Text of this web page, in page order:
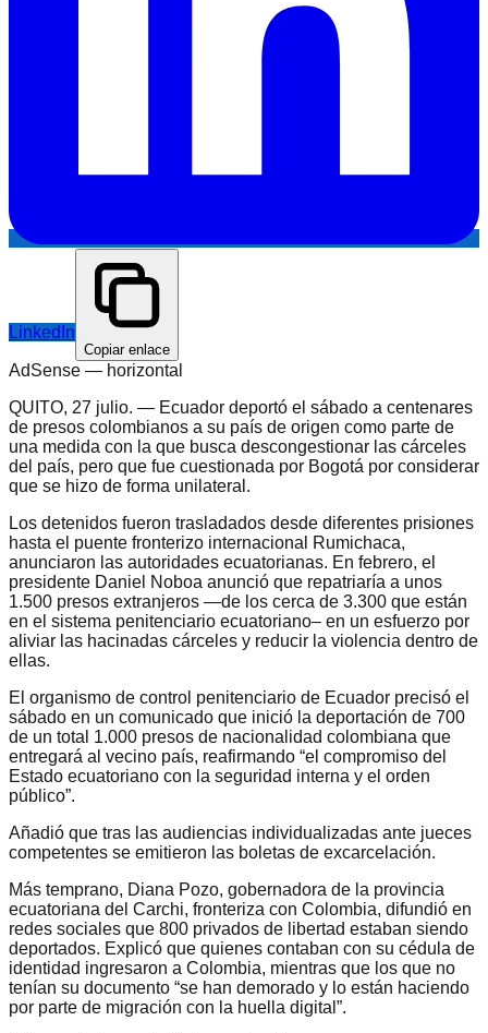
LinkedIn
Copiar enlace
AdSense — horizontal
QUITO, 27 julio. — Ecuador deportó el sábado a centenares
de presos colombianos a su país de origen como parte de
una medida con la que busca descongestionar las cárceles
del país, pero que fue cuestionada por Bogotá por considerar
que se hizo de forma unilateral.
Los detenidos fueron trasladados desde diferentes prisiones
hasta el puente fronterizo internacional Rumichaca,
anunciaron las autoridades ecuatorianas. En febrero, el
presidente Daniel Noboa anunció que repatriaría a unos
1.500 presos extranjeros —de los cerca de 3.300 que están
en el sistema penitenciario ecuatoriano– en un esfuerzo por
aliviar las hacinadas cárceles y reducir la violencia dentro de
ellas.
El organismo de control penitenciario de Ecuador precisó el
sábado en un comunicado que inició la deportación de 700
de un total 1.000 presos de nacionalidad colombiana que
entregará al vecino país, reafirmando “el compromiso del
Estado ecuatoriano con la seguridad interna y el orden
público”.
Añadió que tras las audiencias individualizadas ante jueces
competentes se emitieron las boletas de excarcelación.
Más temprano, Diana Pozo, gobernadora de la provincia
ecuatoriana del Carchi, fronteriza con Colombia, difundió en
redes sociales que 800 privados de libertad estaban siendo
deportados. Explicó que quienes contaban con su cédula de
identidad ingresaron a Colombia, mientras que los que no
tenían su documento “se han demorado y lo están haciendo
por parte de migración con la huella digital”.